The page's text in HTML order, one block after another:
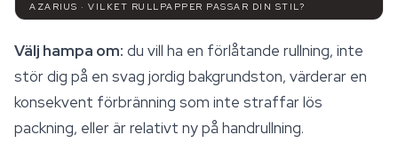
AZARIUS · VILKET RULLPAPPER PASSAR DIN STIL?
Välj hampa om: du vill ha en förlåtande rullning, inte
stör dig på en svag jordig bakgrundston, värderar en
konsekvent förbränning som inte straffar lös
packning, eller är relativt ny på handrullning.